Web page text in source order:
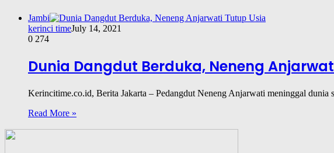
Jambi
kerinci timeJuly 14, 2021
0 274
Dunia Dangdut Berduka, Neneng
Kerincitime.co.id, Berita Jakarta – Pedangdut Neneng Anjarwati meninggal
Read More »